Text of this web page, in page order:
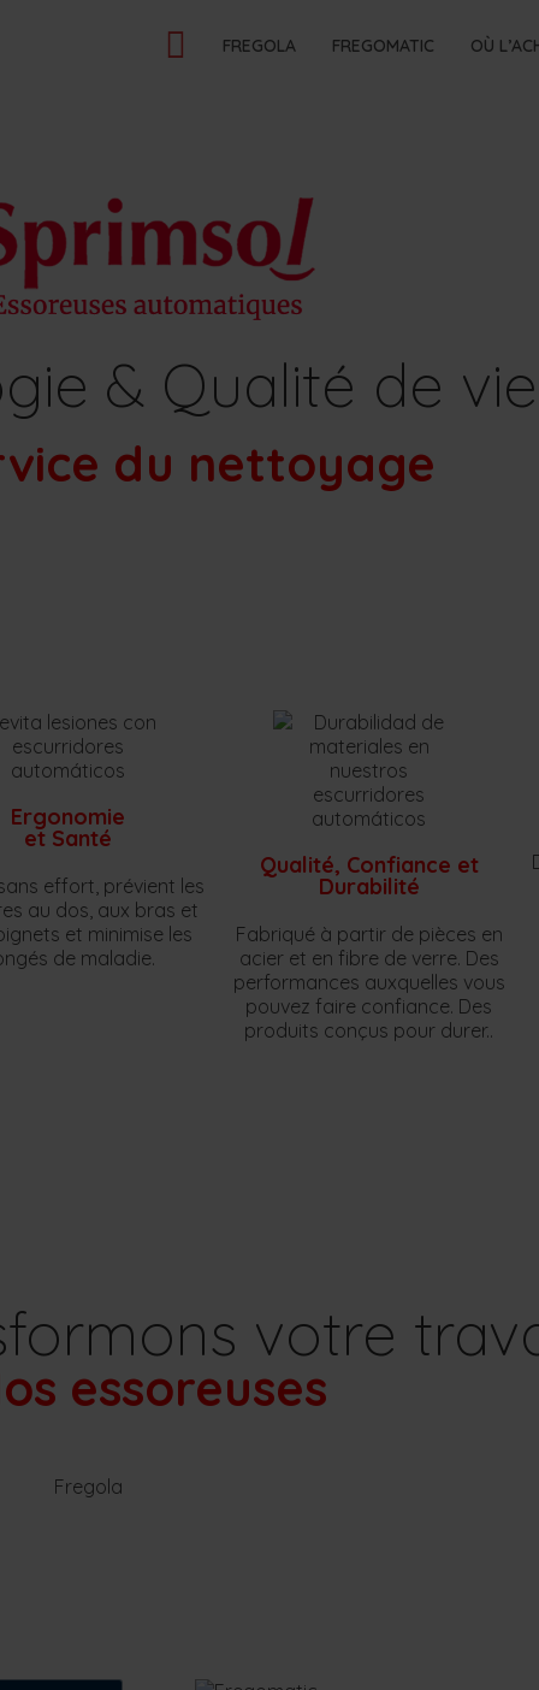
FREGOLA FREGOMATIC OÙ
& Qualité de vie
du nettoyage
Ergonomie
et Santé
effort, prévient les
au dos, aux bras et
et minimise les
de maladie.
Qualité, Confiance et
Durabilité
Fabriqué à partir de pièces en
acier et en fibre de verre. Des
performances auxquelles vous
pouvez faire confiance. Des
produits conçus pour durer..
votre
essoreuses